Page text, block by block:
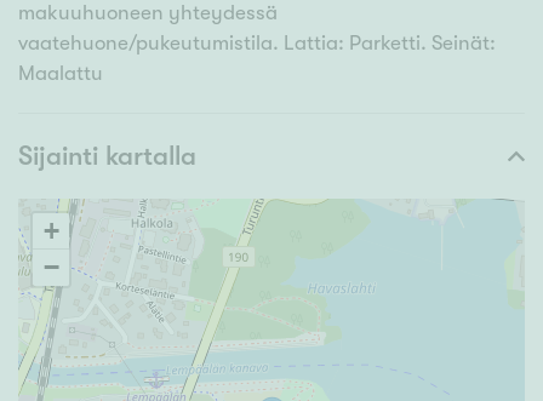
makuuhuoneen yhteydessä
vaatehuone/pukeutumistila. Lattia: Parketti. Seinät:
Maalattu
Sijainti kartalla
+
−